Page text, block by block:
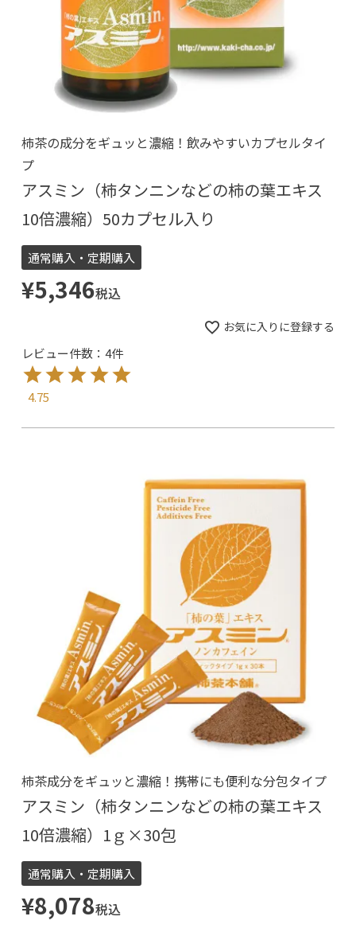
柿茶の成分をギュッと濃縮！飲みやすいカプセルタイ
プ
アスミン（柿タンニンなどの柿の葉エキス
10倍濃縮）50カプセル入り
通常購入・定期購入
¥5,346税込
お気に入りに登録する
レビュー件数：4件
4.75
柿茶成分をギュッと濃縮！携帯にも便利な分包タイプ
アスミン（柿タンニンなどの柿の葉エキス
10倍濃縮）1ｇ×30包
通常購入・定期購入
¥8,078税込